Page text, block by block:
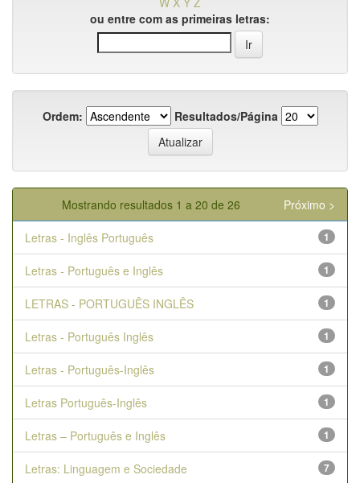
ou entre com as primeiras letras:
Ordem: Resultados/Página
Mostrando resultados 1 a 20 de 26 Próximo >
Letras - Inglês Português 1
Letras - Português e Inglês 1
LETRAS - PORTUGUÊS INGLÊS 1
Letras - Português Inglês 1
Letras - Português-Inglês 1
Letras Português-Inglês 1
Letras – Português e Inglês 1
Letras: Linguagem e Sociedade 7